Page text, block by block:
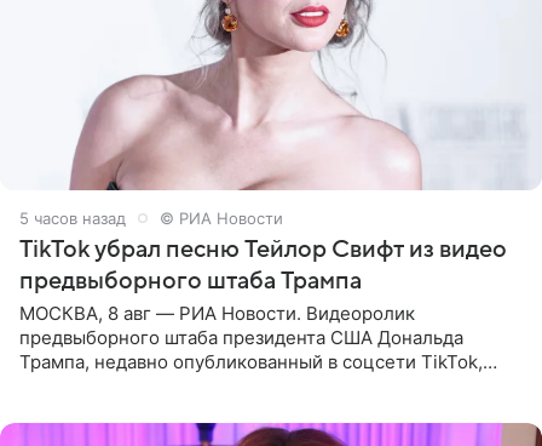
5 часов назад © РИА Новости
TikTok убрал песню Тейлор Свифт из видео
предвыборного штаба Трампа
МОСКВА, 8 авг — РИА Новости. Видеоролик
предвыборного штаба президента США Дональда
Трампа, недавно опубликованный в соцсети TikTok,